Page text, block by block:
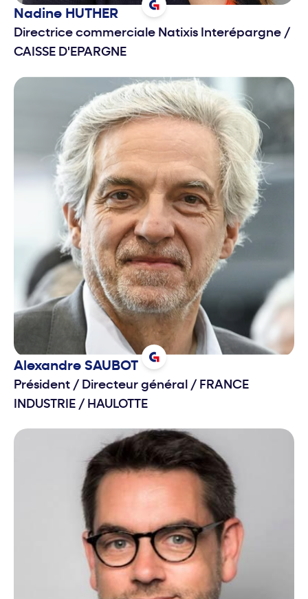
Nadine HUTHER
Directrice commerciale Natixis Interépargne /
CAISSE D'EPARGNE
Alexandre SAUBOT
Président / Directeur général / FRANCE
INDUSTRIE / HAULOTTE